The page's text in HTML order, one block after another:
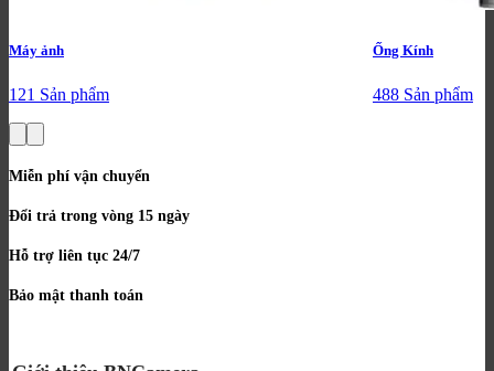
Máy ảnh
121 Sản phẩm
Ống Kính
488 Sản phẩm
Miễn phí vận chuyển
Đổi trả trong vòng 15 ngày
Hỗ trợ liên tục 24/7
Bảo mật thanh toán